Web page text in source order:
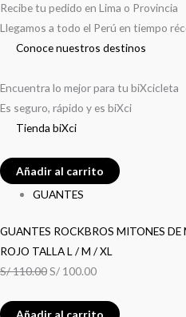
Recibe tu pedido en Lima o Provincia
Llegamos a todo el Perú en tiempo
Conoce nuestros destinos
Encuentra lo mejor para tu biXcicleta
Es seguro, rápido y es biXci
Tienda biXci
Añadir al carrito
GUANTES
GUANTES ROCKBROS MITONES DE
ROJO TALLA L / M / XL
S/110.00S/ 100.00
Añadir al carrito